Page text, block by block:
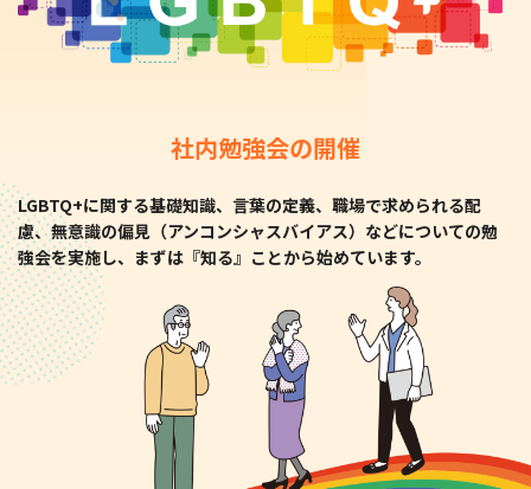
社内勉強会の開催
LGBTQ+に関する基礎知識、言葉の定義、職場で求められる配
慮、無意識の偏見（アンコンシャスバイアス）などについての勉
強会を実施し、まずは『知る』ことから始めています。